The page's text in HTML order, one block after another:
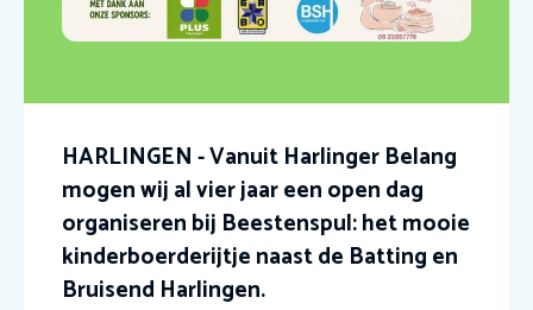
HARLINGEN - Vanuit Harlinger Belang
mogen wij al vier jaar een open dag
organiseren bij Beestenspul: het mooie
kinderboerderijtje naast de Batting en
Bruisend Harlingen.